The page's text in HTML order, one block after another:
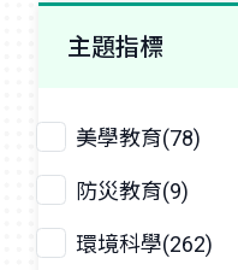
主題指標
美學教育(78)
防災教育(9)
環境科學(262)